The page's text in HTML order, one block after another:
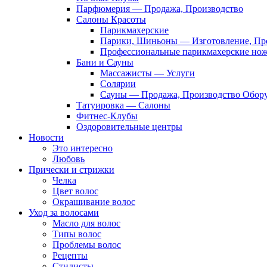
Парфюмерия — Продажа, Производство
Салоны Красоты
Парикмахерские
Парики, Шиньоны — Изготовление,
Профессиональные парикмахерские
Бани и Сауны
Массажисты — Услуги
Солярии
Сауны — Продажа, Производство
Татуировка — Салоны
Фитнес-Клубы
Оздоровительные центры
Новости
Это интересно
Любовь
Прически и стрижки
Челка
Цвет волос
Окрашивание волос
Уход за волосами
Масло для волос
Типы волос
Проблемы волос
Рецепты